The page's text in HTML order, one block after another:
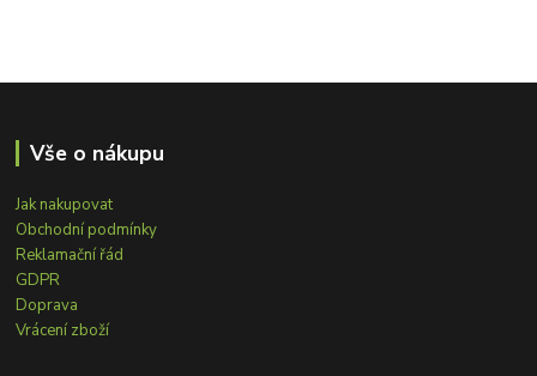
Vše o nákupu
Jak nakupovat
Obchodní podmínky
Reklamační řád
GDPR
Doprava
Vrácení zboží